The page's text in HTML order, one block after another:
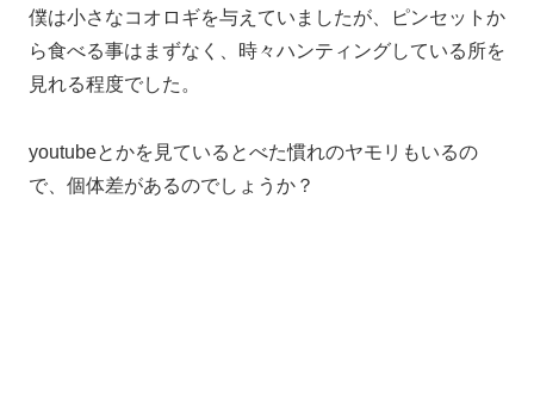
僕は小さなコオロギを与えていましたが、ピンセットか
ら食べる事はまずなく、時々ハンティングしている所を
見れる程度でした。
youtubeとかを見ているとべた慣れのヤモリもいるの
で、個体差があるのでしょうか？